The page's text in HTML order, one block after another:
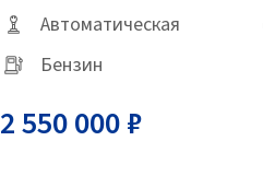
Автоматическая
Бензин
2 550 000 ₽